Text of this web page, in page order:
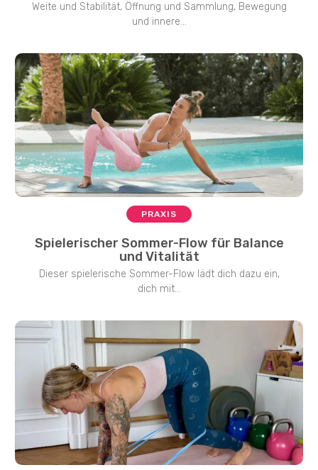
Weite und Stabilität, Öffnung und Sammlung, Bewegung
und innere...
PRAXIS
Spielerischer Sommer-Flow für Balance
und Vitalität
Dieser spielerische Sommer-Flow lädt dich dazu ein,
dich mit...